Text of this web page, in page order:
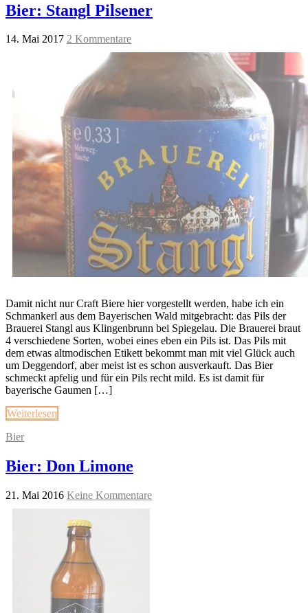
Bier: Stangl Pilsener
14. Mai 2017 2 Kommentare
Damit nicht nur Craft Biere hier vorgestellt werden, habe ich ein
Schmankerl aus dem Bayerischen Wald mitgebracht: das Pils der
Brauerei Stangl aus Klingenbrunn bei Spiegelau. Die Brauerei braut
4 verschiedene Sorten, wobei eines eben ein Pils ist. Das Pils mit
dem etwas altmodischen Etikett bekommt man mit viel Glück auch
um Deggendorf, aber meist ist es schon ausverkauft. Das Bier
schmeckt apfelig und für ein Pils recht mild. Es ist damit für
bayerische Gaumen […]
Weiterlesen
Bier
Bier: Don Limone
21. Mai 2016 Keine Kommentare